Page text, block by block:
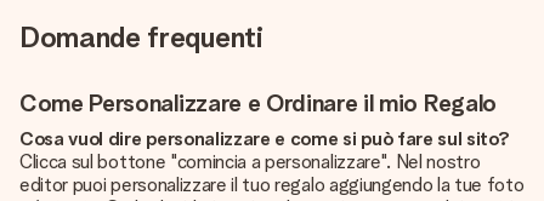
Domande frequenti
Come Personalizzare e Ordinare il mio Regalo
Cosa vuol dire personalizzare e come si può fare sul sito?
Clicca sul bottone "comincia a personalizzare". Nel nostro
editor puoi personalizzare il tuo regalo aggiungendo la tue foto